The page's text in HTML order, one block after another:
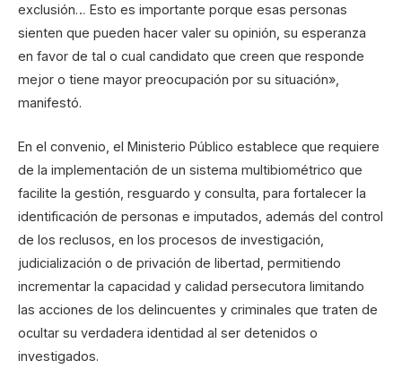
exclusión… Esto es importante porque esas personas
sienten que pueden hacer valer su opinión, su esperanza
en favor de tal o cual candidato que creen que responde
mejor o tiene mayor preocupación por su situación»,
manifestó.
En el convenio, el Ministerio Público establece que requiere
de la implementación de un sistema multibiométrico que
facilite la gestión, resguardo y consulta, para fortalecer la
identificación de personas e imputados, además del control
de los reclusos, en los procesos de investigación,
judicialización o de privación de libertad, permitiendo
incrementar la capacidad y calidad persecutora limitando
las acciones de los delincuentes y criminales que traten de
ocultar su verdadera identidad al ser detenidos o
investigados.